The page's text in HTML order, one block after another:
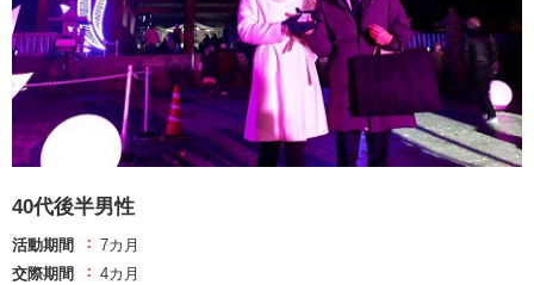
40代後半男性
活動期間
7カ月
交際期間
4カ月